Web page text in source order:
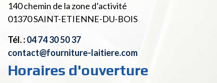
140 chemin de la zone d’activité
01370SAINT-ETIENNE-DU-BOIS
Tél. :04 74 30 50 37
contact@fourniture-laitiere.com
Horaires d'ouverture